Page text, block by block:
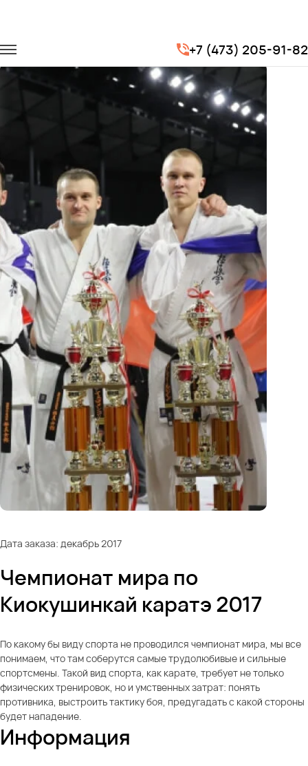
+7 (473) 205-91-82
Транспорт для спорта
Чемпионат мира по Киокушинкай каратэ 2017
Дата заказа: декабрь 2017
Чемпионат мира по
Киокушинкай каратэ 2017
По какому бы виду спорта не проводился чемпионат мира, мы все
понимаем, что там соберутся самые трудолюбивые и сильные
спортсмены. Такой вид спорта, как карате, требует не только
физических тренировок, но и умственных затрат: понять
противника, выстроить тактику боя, предугадать с какой стороны
будет нападение.
Информация